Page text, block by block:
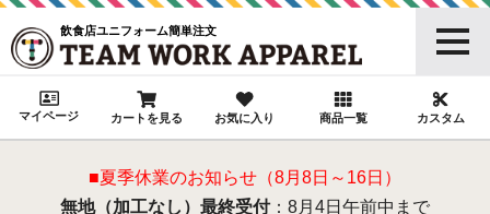
飲食店ユニフォーム簡単注文
マイページ カートを見る お気に入り 商品一覧 カスタム
■夏季休業のお知らせ（8月8日～16日）
無地（加工なし）最終受付：8月4日午前中まで